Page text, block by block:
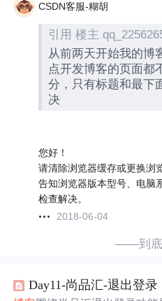
CSDN客服-糊胡
引用 楼主
从前两天开始我的博
点开发博客的页面都
分，只有标题和最下
决
您好！
请清除浏览器缓存或更换浏
告知浏览器版本型号、电脑
检查解决。
2018-06-04
——到
Day11-尚品汇-退出登录